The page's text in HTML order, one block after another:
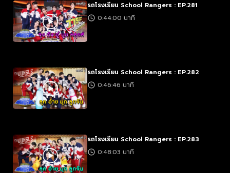
รถโรงเรียน School Rangers : EP.281
0:44:00 นาที
รถโรงเรียน School Rangers : EP.282
0:46:46 นาที
รถโรงเรียน School Rangers : EP.283
0:48:03 นาที